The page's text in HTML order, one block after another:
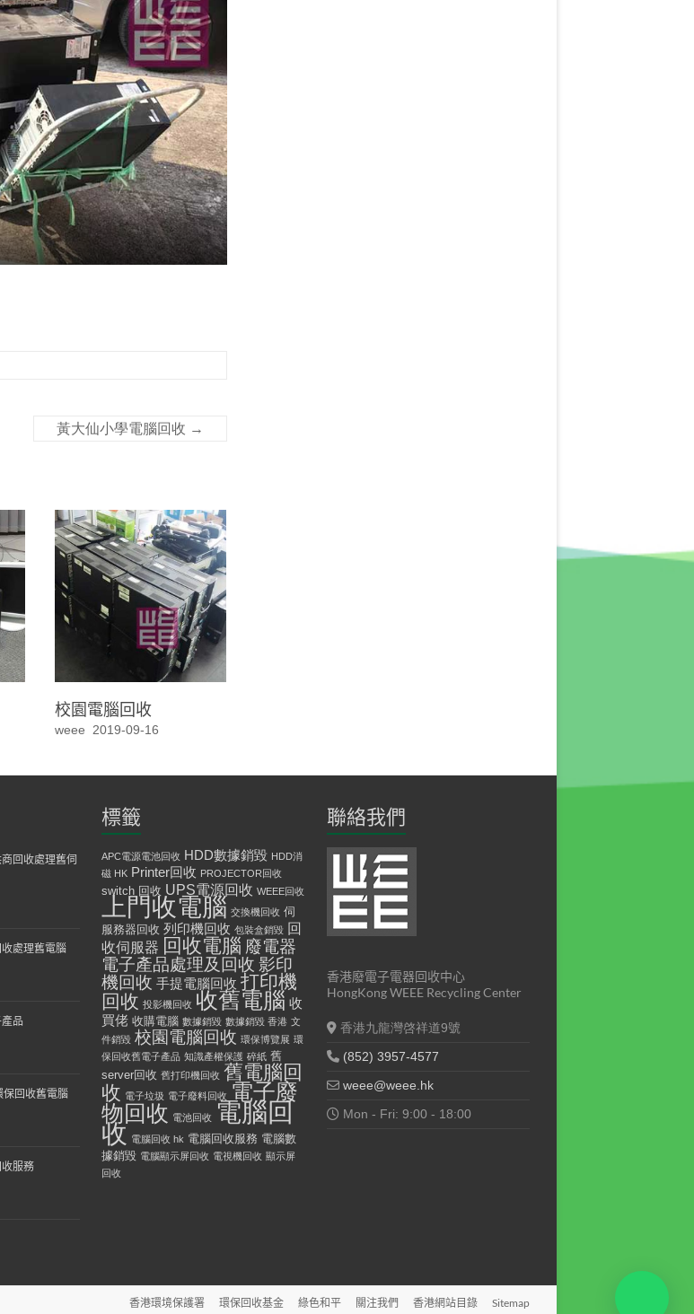
黃大仙小學電腦回收 →
校園電腦回收
weee 2019-09-16
回收處理舊伺
處理舊電腦
品
保回收舊電腦
服務
標籤
APC電源電池回收 HDD數據銷毀 HDD消
磁 HK Printer回收 PROJECTOR回收
switch 回收 UPS電源回收 WEEE回收
上門收電腦 交換機回收 伺
服務器回收 列印機回收 包裝盒銷毀 回
收伺服器 回收電腦 廢電器
電子產品處理及回收 影印
機回收 手提電腦回收 打印機
回收 投影機回收 收舊電腦 收
買佬 收購電腦 數據銷毀 數據銷毀 香港 文
件銷毀 校園電腦回收 環保博覽展 環
保回收舊電子產品 知識產權保護 碎紙 舊
server回收 舊打印機回收 舊電腦回
收 電子垃圾 電子廢料回收 電子廢
物回收 電池回收 電腦回
收 電腦回收 hk 電腦回收服務 電腦數
據銷毀 電腦顯示屏回收 電視機回收 顯示屏
回收
聯絡我們
香港廢電子電器回收中心
HongKong WEEE Recycling Center
香港九龍灣啓祥道9號
(852) 3957-4577
weee@weee.hk
Mon - Fri: 9:00 - 18:00
香港環境保護署 環保回收基金 綠色和平 關注我們 香港網站目錄 Sitemap